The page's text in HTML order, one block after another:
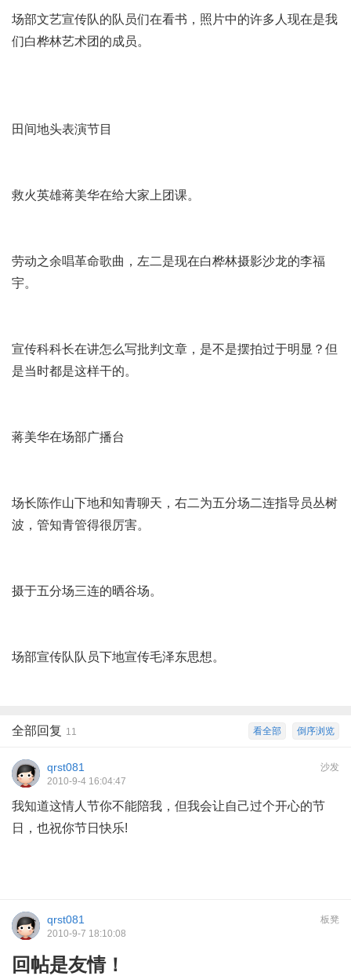
场部文艺宣传队的队员们在看书，照片中的许多人现在是我
们白桦林艺术团的成员。
田间地头表演节目
救火英雄蒋美华在给大家上团课。
劳动之余唱革命歌曲，左二是现在白桦林摄影沙龙的李福
宇。
宣传科科长在讲怎么写批判文章，是不是摆拍过于明显？但
是当时都是这样干的。
蒋美华在场部广播台
场长陈作山下地和知青聊天，右二为五分场二连指导员丛树
波，管知青管得很厉害。
摄于五分场三连的晒谷场。
场部宣传队队员下地宣传毛泽东思想。
倒序浏览
看全部
全部回复 11
沙发
qrst081
2010-9-4 16:04:47
我知道这情人节你不能陪我，但我会让自己过个开心的节
日，也祝你节日快乐!
板凳
qrst081
2010-9-7 18:10:08
回帖是友情！